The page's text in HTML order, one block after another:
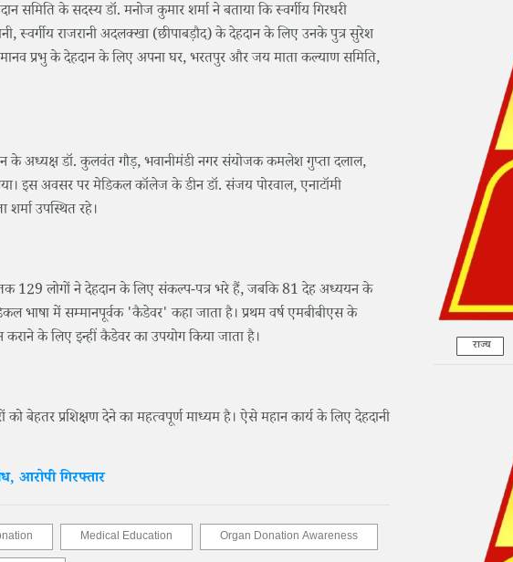
समिति के सदस्य डॉ. मनोज कुमार शर्मा ने बताया कि स्वर्गीय गिरधरी
स्वर्गीय राजरानी अदलक्खा (छीपाबड़ौद) के देहदान के लिए उनके पुत्र सुरेश
प्रभु के देहदान के लिए अपना घर, भरतपुर और जय माता कल्याण समिति,
के अध्यक्ष डॉ. कुलवंत गौड़, भवानीमंडी नगर संयोजक कमलेश गुप्ता दलाल,
इस अवसर पर मेडिकल कॉलेज के डीन डॉ. संजय पोरवाल, एनाटॉमी
शर्मा उपस्थित रहे।
129 लोगों ने देहदान के लिए संकल्प-पत्र भरे हैं, जबकि 81 देह अध्ययन के
भाषा में सम्मानपूर्वक 'कैडेवर' कहा जाता है। प्रथम वर्ष एमबीबीएस के
कराने के लिए इन्हीं कैडेवर का उपयोग किया जाता है।
बेहतर प्रशिक्षण देने का महत्वपूर्ण माध्यम है। ऐसे महान कार्य के लिए देहदानी
आरोपी गिरफ्तार
Medical Education
Organ Donation Awareness
राज्य